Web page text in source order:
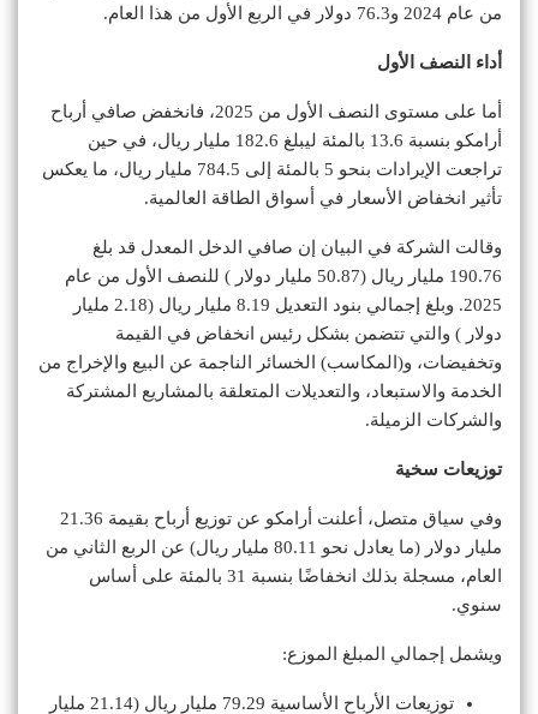
من عام 2024 و76.3 دولار في الربع الأول من هذا العام.
أداء النصف الأول
أما على مستوى النصف الأول من 2025، فانخفض صافي أرباح
أرامكو بنسبة 13.6 بالمئة ليبلغ 182.6 مليار ريال، في حين
تراجعت الإيرادات بنحو 5 بالمئة إلى 784.5 مليار ريال، ما يعكس
تأثير انخفاض الأسعار في أسواق الطاقة العالمية.
وقالت الشركة في البيان إن صافي الدخل المعدل قد بلغ
190.76 مليار ريال (50.87 مليار دولار ) للنصف الأول من عام
2025. وبلغ إجمالي بنود التعديل 8.19 مليار ريال (2.18 مليار
دولار ) والتي تتضمن بشكل رئيس انخفاض في القيمة
وتخفيضات، و(المكاسب) الخسائر الناجمة عن البيع والإخراج من
الخدمة والاستبعاد، والتعديلات المتعلقة بالمشاريع المشتركة
والشركات الزميلة.
توزيعات سخية
وفي سياق متصل، أعلنت أرامكو عن توزيع أرباح بقيمة 21.36
مليار دولار (ما يعادل نحو 80.11 مليار ريال) عن الربع الثاني من
العام، مسجلة بذلك انخفاضًا بنسبة 31 بالمئة على أساس
سنوي.
ويشمل إجمالي المبلغ الموزع:
توزيعات الأرباح الأساسية 79.29 ملیار ريال (21.14 ملیار